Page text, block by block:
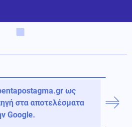
ως
στα αποτελέσματα
Google.